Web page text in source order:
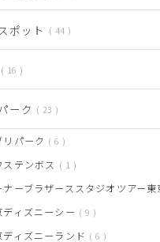
ポット 44
16
ーク 23
リパーク 6
ステンボス 1
ナーブラザーススタジオツアー東
ディズニーシー 9
ディズニーランド 6